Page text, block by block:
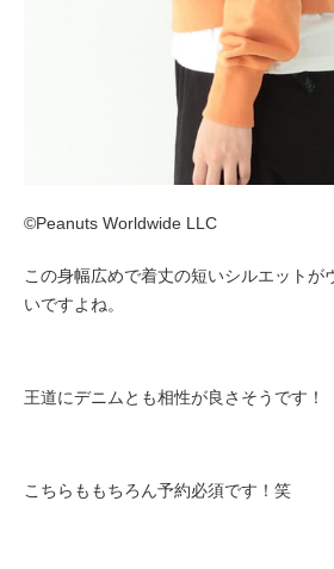
©Peanuts Worldwide LLC
この身幅広めで着丈の短いシルエットが
いですよね。
王道にデニムとも相性が良さそうです！
こちらももちろん予約必須です！笑